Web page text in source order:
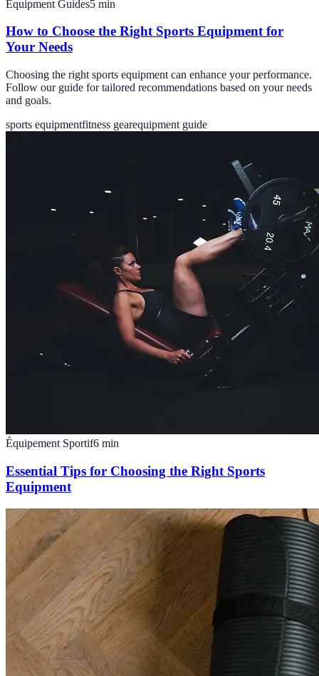
Equipment Guides5 min
How to Choose the Right Sports Equipment for
Your Needs
Choosing the right sports equipment can enhance your performance.
Follow our guide for tailored recommendations based on your needs
and goals.
sports equipmentfitness gearequipment guide
Équipement Sportif6 min
Essential Tips for Choosing the Right Sports
Equipment